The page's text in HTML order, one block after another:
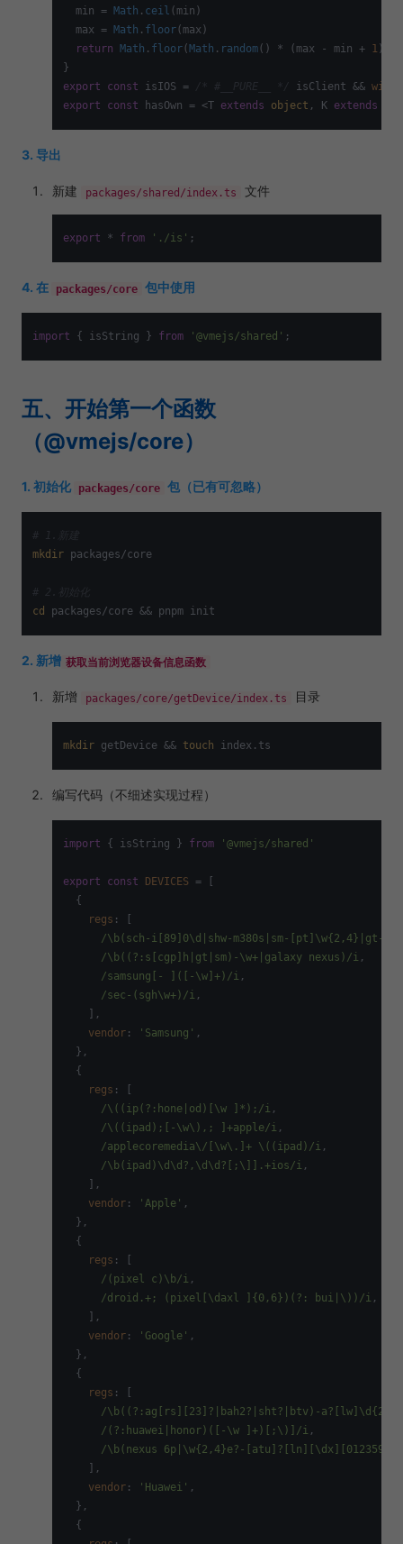
  min =
Math . ceil (min)
  max =
Math . floor(max)
return
Math . floor( Math . random() * (max - min + 1 ))
export
const isIOS = /* #__PURE__ */ isClient &&
export
const hasOwn = <T extends object , K extends
3. 导出
新建 packages/shared/index.ts 文件
export * from './is'
4. 在 packages/core 包中使用
import { isString } from '@vmejs/shared'
五、开始第一个函数
（@vmejs/core）
1. 初始化 packages/core 包（已有可忽略）
# 1.新建
mkdir packages/core
# 2.初始化
cd
2. 新增 获取当前浏览器设备信息函数
新增 packages/core/getDevice/index.ts 目录
mkdir getDevice && touch
编写代码（不细述实现过程）
import { isString } from '@vmejs/shared'
export const DEVICES = [
  {
regs : [
/\b(sch-i[89]0\d|shw-m380s|sm-[pt]\w{2,4}|gt-
/\b((?:s[cgp]h|gt|sm)-\w+|galaxy nexus)/i ,
/samsung[- ]([-\w]+)/i ,
/sec-(sgh\w+)/i ,
    ],
vendor : 'Samsung' ,
  },
  {
regs : [
/\((ip(?:hone|od)[\w ]*);/i ,
/\((ipad);[-\w\),; ]+apple/i ,
/applecoremedia\/[\w\.]+ \((ipad)/i ,
/\b(ipad)\d\d?,\d\d?[;\]].+ios/i ,
    ],
vendor : 'Apple' ,
  },
  {
regs : [
/(pixel c)\b/i ,
/droid.+; (pixel[\daxl ]{0,6})(?: bui|\))/i ,
    ],
vendor : 'Google' ,
  },
  {
regs : [
/\b((?:ag[rs][23]?|bah2?|sht?|btv)-
/(?:huawei|honor)([-\w ]+)[;\)]/i ,
/\b(nexus 6p|\w{2,4}e?-
    ],
vendor : 'Huawei' ,
  },
  {